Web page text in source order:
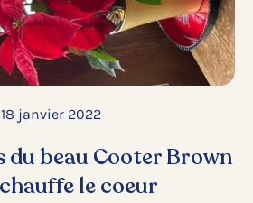
18 janvier 2022
du beau Cooter Brown
le coeur